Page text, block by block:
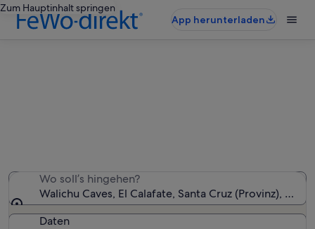
Zum Hauptinhalt springen
App herunterladen
Wo soll’s hingehen?
Walichu Caves, El Calafate, Santa Cruz (Provinz),
Daten